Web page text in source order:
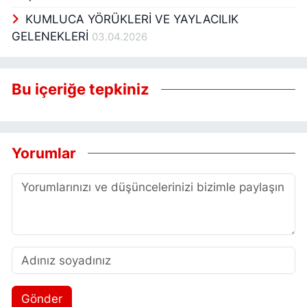
köyünde de kültürümüzü yaşatan böyle bir
birkaç yıl yapılamadı. Bu yıl yeni
kutluyorum bu geleneği devam
biraz bir şeyler anlattım. 1914 yılında
Kumluca da kurulan 4 medreseden birinin
katıldığını ve çoğunun şehit olduğunu
KUMLUCA YÖRÜKLERİ VE YAYLACILIK
GELENEKLERİ 03.04.2026
Bu içeriğe tepkiniz
Yorumlar
Gönder